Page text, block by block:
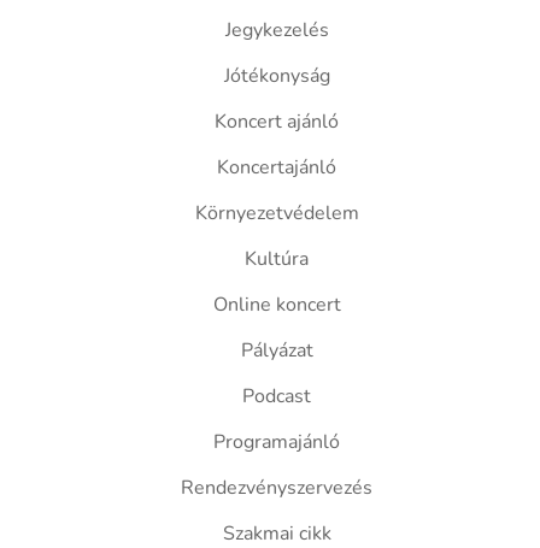
Jegykezelés
Jótékonyság
Koncert ajánló
Koncertajánló
Környezetvédelem
Kultúra
Online koncert
Pályázat
Podcast
Programajánló
Rendezvényszervezés
Szakmai cikk